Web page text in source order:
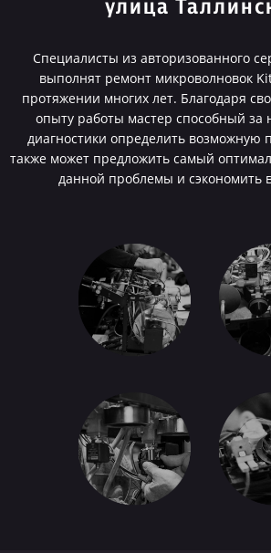
улица
Специалисты из авторизованного
выполнят ремонт микроволновок
протяжении многих лет. Благодаря
опыту работы мастер способный за
диагностики определить возможную
также может предложить самый
данной проблемы и сэкономить